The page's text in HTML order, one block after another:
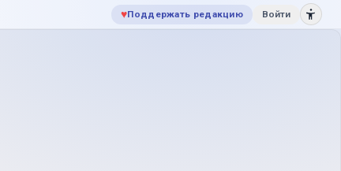
♥Поддержать редакцию Войти